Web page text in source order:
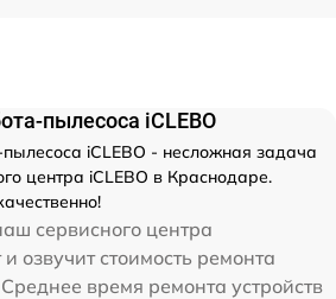
пылесоса iCLEBO
iCLEBO - несложная задача
центра iCLEBO в Краснодаре.
сервисного центра
озвучит стоимость ремонта
время ремонта устройств